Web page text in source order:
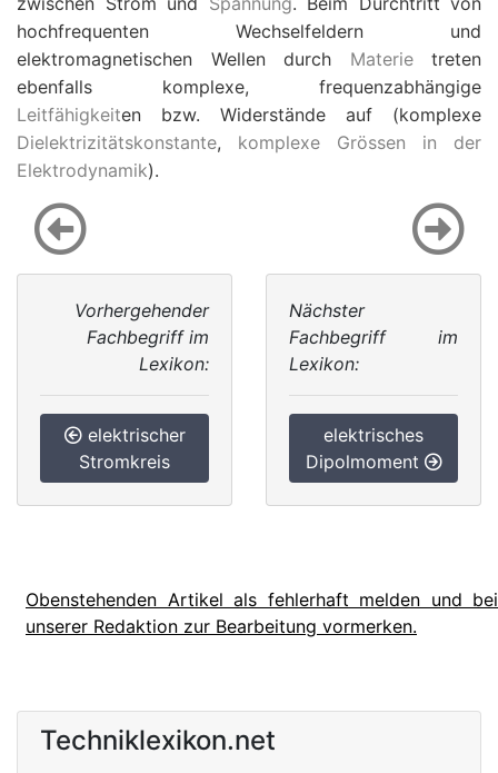
hochfrequenten Wechselfeldern und
elektromagnetischen Wellen durch Materietreten
ebenfalls komplexe, frequenzabhängige
Leitfähigkeiten bzw. Widerstände auf (komplexe
Dielektrizitätskonstante, komplexe Grössen in der
Elektrodynamik).
Vorhergehender
Fachbegriff im
Lexikon:
elektrischer
Stromkreis
Nächster
Fachbegriff im
Lexikon:
elektrisches
Dipolmoment
Obenstehenden Artikel als fehlerhaft melden und bei
unserer Redaktion zur Bearbeitung vormerken.
Techniklexikon.net